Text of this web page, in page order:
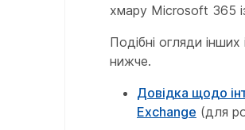
хмару Microsoft 365
Подібні огляди
нижче.
Довідка щодо
Exchange (для